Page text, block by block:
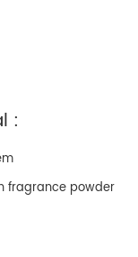
:
fragrance powder